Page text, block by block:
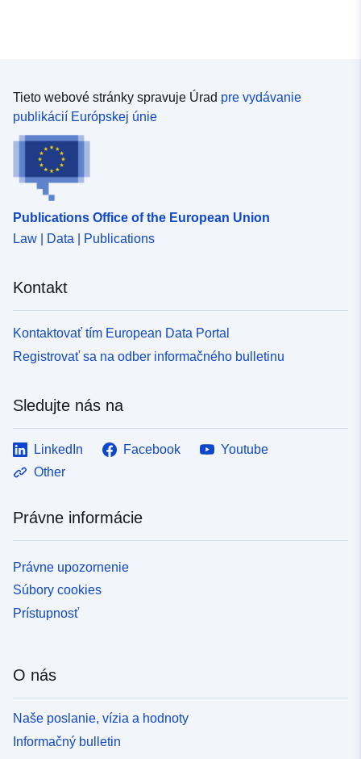
Tieto webové stránky spravuje Úrad pre vydávanie
publikácií Európskej únie
Publications Office of the European Union
Law | Data | Publications
Kontakt
Kontaktovať tím European Data Portal
Registrovať sa na odber informačného bulletinu
Sledujte nás na
LinkedIn Facebook
Youtube
Other
Právne informácie
Právne upozornenie
Súbory cookies
Prístupnosť
O nás
Naše poslanie, vízia a hodnoty
Informačný bulletin